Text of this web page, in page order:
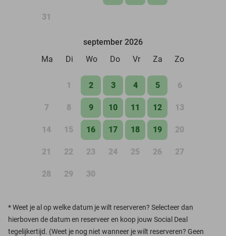
31
september 2026
Ma
Di Wo Do Vr Za Zo
1 2 3 4 5 6
7 8 9 10 11 12 13
14 15 16 17 18 19 20
21 22 23 24 25 26 27
28 29 30
*Weet je al op welke datum je wilt reserveren? Selecteer dan
hierboven de datum en reserveer en koop jouw Social Deal
tegelijkertijd. (Weet je nog niet wanneer je wilt reserveren? Geen